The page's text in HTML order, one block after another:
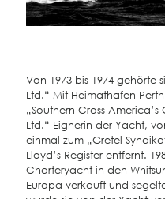
Von 1973 bis 1974 gehörte
Ltd.“ Mit Heimathafen
„Southern Cross
Ltd.“ Eignerin der Yacht,
einmal zum „Gretel
Lloyd’s Register entfernt.
Charteryacht in den
Europa verkauft und